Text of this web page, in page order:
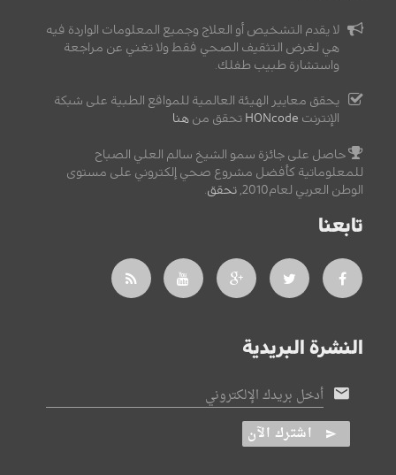
لا يقدم التشخيص أو العلاج وجميع المعلومات الواردة فيه
هي لغرض التثقيف الصحي فقط ولا تغني عن مراجعة
واستشارة طبيب طفلك.
يحقق معايير الهيئة العالمية للمواقع الطبية على شبكة
الإنترنت HONcode تحقق من هنا
حاصل على جائزة سمو الشيخ سالم العلي الصباح
للمعلوماتية كأفضل مشروع صحي إلكتروني على مستوى
الوطن العربي لعام2010,
تحقق.
تابعنا
النشرة البريدية
أدخل بريدك الإلكتروني
اشترك الآن